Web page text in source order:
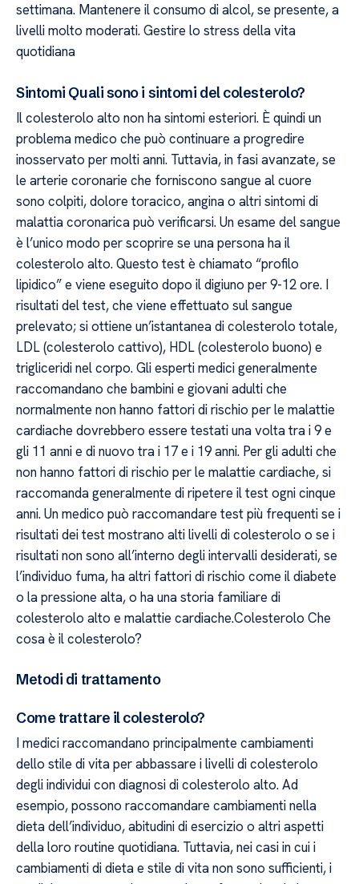
settimana. Mantenere il consumo di alcol, se presente, a
livelli molto moderati. Gestire lo stress della vita
quotidiana
Sintomi Quali sono i sintomi del colesterolo?
Il colesterolo alto non ha sintomi esteriori. È quindi un
problema medico che può continuare a progredire
inosservato per molti anni. Tuttavia, in fasi avanzate, se
le arterie coronarie che forniscono sangue al cuore
sono colpiti, dolore toracico, angina o altri sintomi di
malattia coronarica può verificarsi. Un esame del sangue
è l’unico modo per scoprire se una persona ha il
colesterolo alto. Questo test è chiamato “profilo
lipidico” e viene eseguito dopo il digiuno per 9-12 ore. I
risultati del test, che viene effettuato sul sangue
prelevato; si ottiene un’istantanea di colesterolo totale,
LDL (colesterolo cattivo), HDL (colesterolo buono) e
trigliceridi nel corpo. Gli esperti medici generalmente
raccomandano che bambini e giovani adulti che
normalmente non hanno fattori di rischio per le malattie
cardiache dovrebbero essere testati una volta tra i 9 e
gli 11 anni e di nuovo tra i 17 e i 19 anni. Per gli adulti che
non hanno fattori di rischio per le malattie cardiache, si
raccomanda generalmente di ripetere il test ogni cinque
anni. Un medico può raccomandare test più frequenti se i
risultati dei test mostrano alti livelli di colesterolo o se i
risultati non sono all’interno degli intervalli desiderati, se
l’individuo fuma, ha altri fattori di rischio come il diabete
o la pressione alta, o ha una storia familiare di
colesterolo alto e malattie cardiache.Colesterolo Che
cosa è il colesterolo?
Metodi di trattamento
Come trattare il colesterolo?
I medici raccomandano principalmente cambiamenti
dello stile di vita per abbassare i livelli di colesterolo
degli individui con diagnosi di colesterolo alto. Ad
esempio, possono raccomandare cambiamenti nella
dieta dell’individuo, abitudini di esercizio o altri aspetti
della loro routine quotidiana. Tuttavia, nei casi in cui i
cambiamenti di dieta e stile di vita non sono sufficienti, i